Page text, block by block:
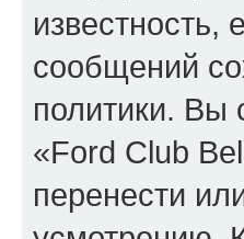
сообщений
политики. Вы
«Ford Club
перенести